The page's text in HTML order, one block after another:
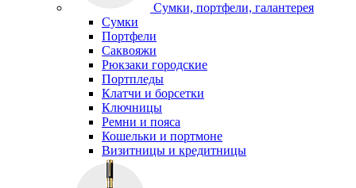
Сумки, портфели, галантерея
Сумки
Портфели
Саквояжи
Рюкзаки городские
Портпледы
Клатчи и борсетки
Ключницы
Ремни и пояса
Кошельки и портмоне
Визитницы и кредитницы